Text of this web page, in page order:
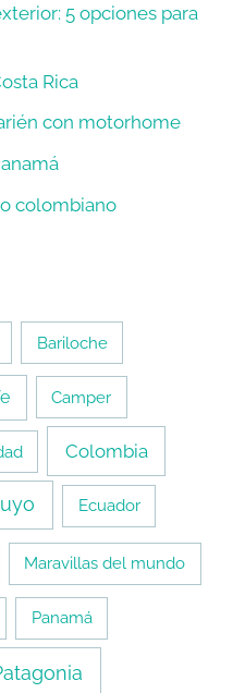
5 opciones para
Rica
con motorhome
colombiano
Bariloche
Camper
Colombia
Ecuador
Maravillas del mundo
Panamá